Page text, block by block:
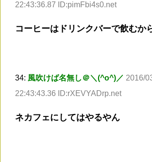
22:43:36.87 ID:pimFbi4s0.net
コーヒーはドリンクバーで飲むか
34: 風吹けば名無し＠＼(^o^)／ 2016/
22:43:43.36 ID:rXEVYADrp.net
ネカフェにしてはやるやん